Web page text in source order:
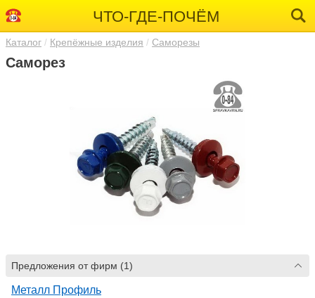
ЧТО-ГДЕ-ПОЧЁМ
Каталог Крепёжные изделия Саморезы
Саморез
Предложения от фирм (1)
Металл Профиль